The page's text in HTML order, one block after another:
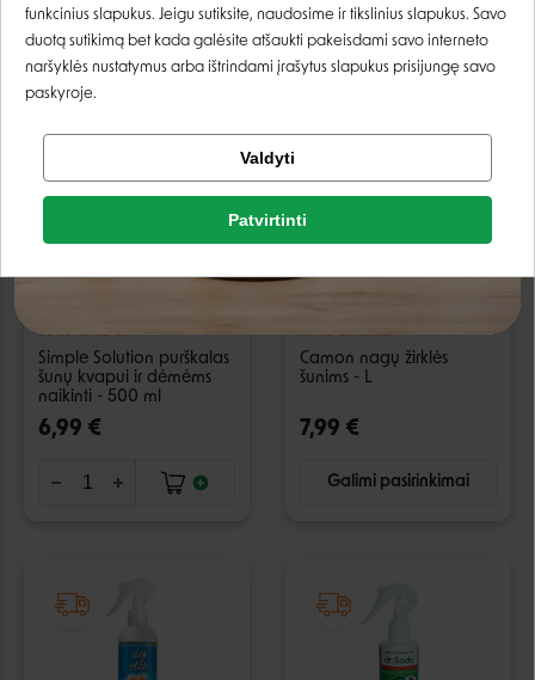
Galimi pasirinkimai Galimi pasirinkimai
Simple Solution purškalas
šunų kvapui ir dėmėms
naikinti - 500 ml
6,99 €
Camon nagų žirklės
šunims - L
7,99 €
Galimi pasirinkimai
Registruotis
Facebook
Negalite prisijungti prie paskyros?
funkcinius slapukus. Jeigu sutiksite, naudosime ir tikslinius slapukus. Savo
duotą sutikimą bet kada galėsite atšaukti pakeisdami savo interneto
naršyklės nustatymus arba ištrindami įrašytus slapukus prisijungę savo
paskyroje.
Valdyti
Patvirtinti